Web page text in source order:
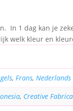
In 1 dag kan je
welk kleur en
, Frans, Nederlands
, Creative Fabrica